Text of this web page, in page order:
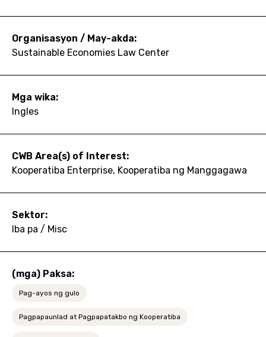
Organisasyon / May-akda:
Sustainable Economies Law Center
Mga wika:
Ingles
CWB Area(s) of Interest:
Kooperatiba Enterprise, Kooperatiba ng Manggagawa
Sektor:
Iba pa / Misc
(mga) Paksa:
Pag-ayos ng gulo
Pagpapaunlad at Pagpapatakbo ng Kooperatiba